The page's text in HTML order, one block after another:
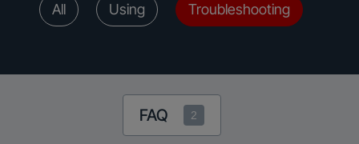
All Using Troubleshooting
FAQ 2